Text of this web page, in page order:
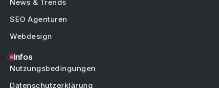
News & Trends
SEO Agenturen
Webdesign
Infos
Nutzungsbedingungen
Datenschutzerklärung